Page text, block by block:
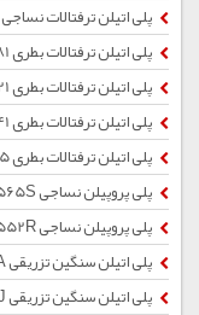
پلی اتیلن ترفتالات نساجی TG641
پلی اتیلن ترفتالات بطری BG781
پلی اتیلن ترفتالات بطری BG821
پلی اتیلن ترفتالات بطری BG841
پلی اتیلن ترفتالات بطری BG845
پلی پروپیلن نساجی HP565S
پلی پروپیلن نساجی HP552R
پلی اتیلن سنگین تزریقی 5620EA
پلی اتیلن سنگین تزریقی 2200J